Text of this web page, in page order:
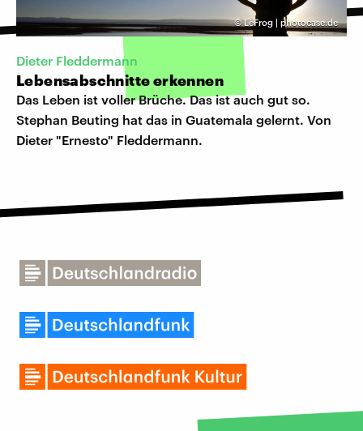
©LeFrog | photocase.de
Dieter Fleddermann
Lebensabschnitte erkennen
Das Leben ist voller Brüche. Das ist auch gut so.
Stephan Beuting hat das in Guatemala gelernt. Von
Dieter "Ernesto" Fleddermann.